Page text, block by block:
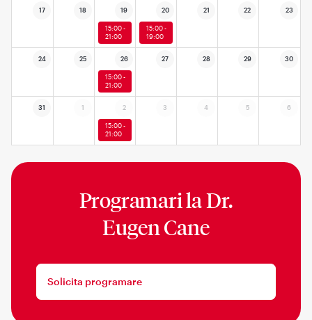
17 18 19 20 21 22 23
15:00 -
21:00
15:00 -
19:00
24 25 26 27 28 29 30
15:00 -
21:00
31 1 2 3 4 5 6
15:00 -
21:00
Programari laDr.
Eugen Cane
Solicita programare